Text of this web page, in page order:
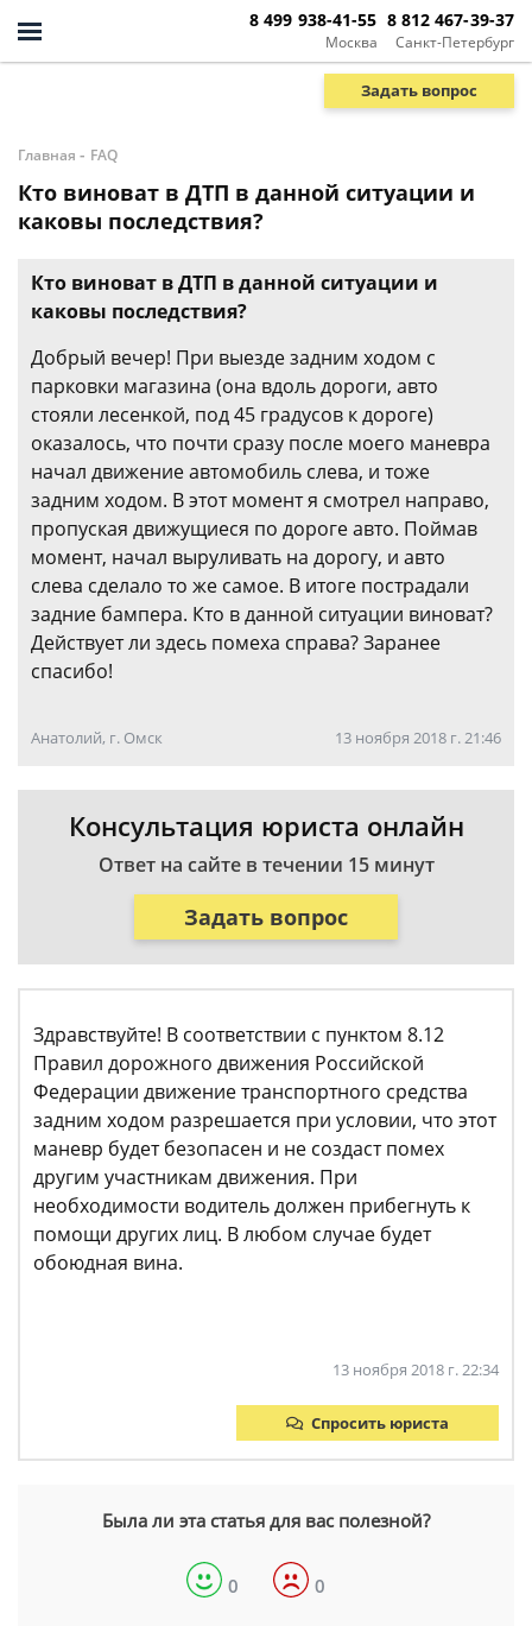
Москва
8 499 938-41-55
Санкт-Петербург
8 812 467-39-37
Задать вопрос
Главная - FAQ
Кто виноват в ДТП в данной ситуации и
каковы последствия?
Кто виноват в ДТП в данной ситуации и
каковы последствия?
Добрый вечер! При выезде задним ходом с
парковки магазина (она вдоль дороги, авто
стояли лесенкой, под 45 градусов к дороге)
оказалось, что почти сразу после моего маневра
начал движение автомобиль слева, и тоже
задним ходом. В этот момент я смотрел направо,
пропуская движущиеся по дороге авто. Поймав
момент, начал выруливать на дорогу, и авто
слева сделало то же самое. В итоге пострадали
задние бампера. Кто в данной ситуации виноват?
Действует ли здесь помеха справа? Заранее
спасибо!
Анатолий, г. Омск 13 ноября 2018 г. 21:46
Консультация юриста онлайн
Ответ на сайте в течении 15 минут
Задать вопрос
Здравствуйте! В соответствии с пунктом 8.12
Правил дорожного движения Российской
Федерации движение транспортного средства
задним ходом разрешается при условии, что этот
маневр будет безопасен и не создаст помех
другим участникам движения. При
необходимости водитель должен прибегнуть к
помощи других лиц. В любом случае будет
обоюдная вина.
13 ноября 2018 г. 22:34
Спросить юриста
Была ли эта статья для вас полезной?
0 0